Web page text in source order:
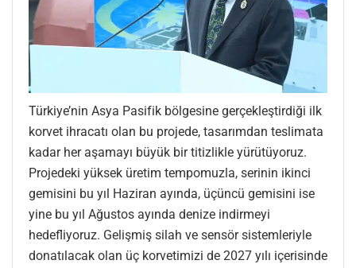
Türkiye’nin Asya Pasifik bölgesine gerçekleştirdiği ilk
korvet ihracatı olan bu projede, tasarımdan teslimata
kadar her aşamayı büyük bir titizlikle yürütüyoruz.
Projedeki yüksek üretim tempomuzla, serinin ikinci
gemisini bu yıl Haziran ayında, üçüncü gemisini ise
yine bu yıl Ağustos ayında denize indirmeyi
hedefliyoruz. Gelişmiş silah ve sensör sistemleriyle
donatılacak olan üç korvetimizi de 2027 yılı içerisinde